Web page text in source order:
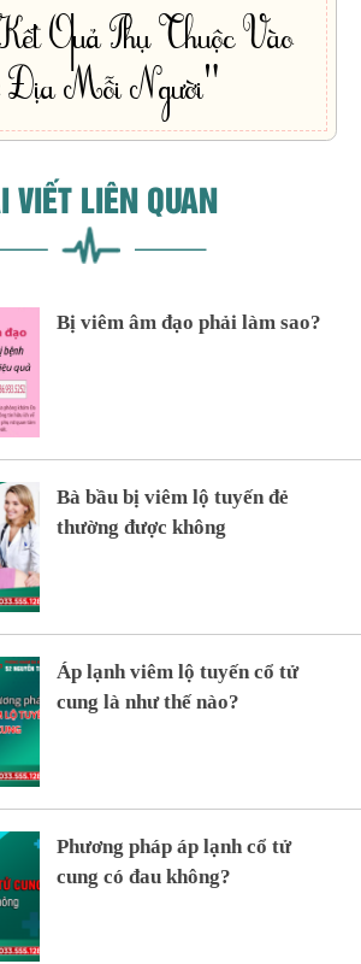
Quả Phụ Thuộc Vào
Mỗi Người"
VIẾT LIÊN QUAN
Bị viêm âm đạo phải làm sao?
Bà bầu bị viêm lộ tuyến đẻ
thường được không
Áp lạnh viêm lộ tuyến cổ tử
cung là như thế nào?
Phương pháp áp lạnh cổ tử
cung có đau không?